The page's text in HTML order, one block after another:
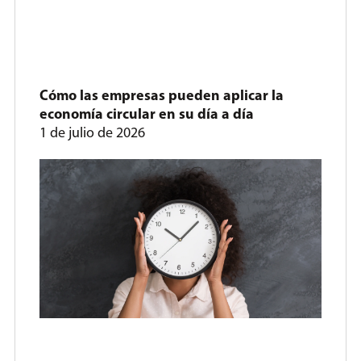
Cómo las empresas pueden aplicar la
economía circular en su día a día
1 de julio de 2026